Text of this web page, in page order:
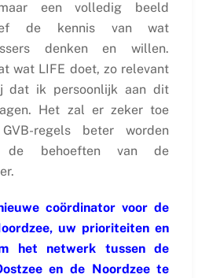
een volledig beeld
de kennis van wat
denken en willen.
wat LIFE doet, zo relevant
dat ik persoonlijk aan dit
Het zal er zeker toe
regels beter worden
de behoeften van de
coördinator voor de
uw prioriteiten en
het netwerk tussen de
en de Noordzee te